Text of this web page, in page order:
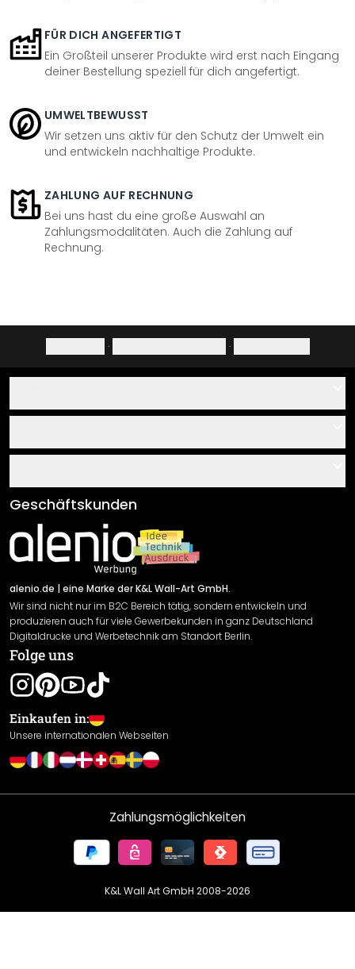
FÜR DICH ANGEFERTIGT
Ein Großteil unserer Produkte wird erst nach Eingang
deiner Bestellung speziell für dich angefertigt.
UMWELTBEWUSST
Wir setzen uns aktiv für den Schutz der Umwelt ein
und entwickeln nachhaltige Produkte.
ZAHLUNG AUF RECHNUNG
Bei uns hast du eine große Auswahl an
Zahlungsmodalitäten. Auch die Zahlung auf
Rechnung.
· ·
Über uns
Klebe- und Montageanleitungen
Newsletter An-/Abmeldung
Sendungsverfolgung
AGB
Impressum
Versand & Zahlung
Rücksendung
Widerrufsrecht
Datenschutzerklärung
Gewährleistung
Leistungserklärung / CE-Zeichen
Cookie Einstellungen
Geschäftskunden
alenio.de | eine Marke der K&L Wall-Art GmbH.
Wir sind nicht nur im B2C Bereich tätig, sondern entwickeln und
produzieren auch für viele Gewerbekunden in ganz Deutschland
Digitaldrucke und Werbetechnik am Standort Berlin.
Folge uns
Einkaufen in:
Unsere internationalen Webseiten
Zahlungsmöglichkeiten
K&L Wall Art GmbH 2008-2026